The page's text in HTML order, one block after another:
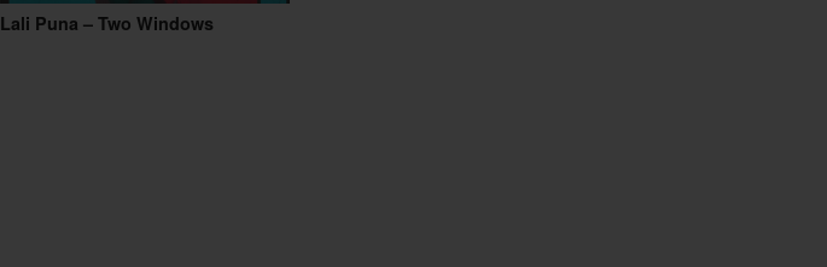
Lali Puna – Two Windows